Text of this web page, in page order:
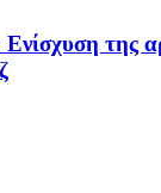
της